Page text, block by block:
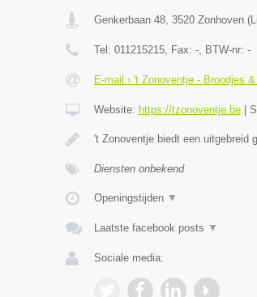
Genkerbaan 48, 3520 Zonhoven(
Tel: 011215215, Fax: -, BTW-nr: -
E-mail › 't Zonoventje - Broodjes
Website: https://tzonoventje.be|
't Zonoventje biedt een uitgebreid
Diensten onbekend
Openingstijden ▼
Laatste facebook posts ▼
Sociale media: